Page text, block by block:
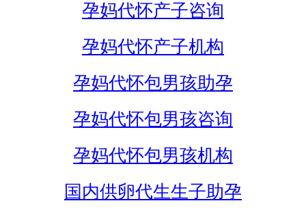
孕妈代怀产子咨询
孕妈代怀产子机构
孕妈代怀包男孩助孕
孕妈代怀包男孩咨询
孕妈代怀包男孩机构
国内供卵代生生子助孕